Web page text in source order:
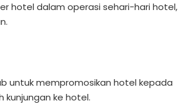
hotel dalam operasi sehari-hari hotel,
untuk mempromosikan hotel kepada
ke hotel.